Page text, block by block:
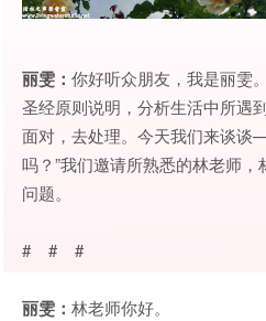
丽雯： 你好听众朋友，我是丽雯
圣经原则说明，分析生活中所遇
面对，去处理。今天我们来谈谈
吗？”我们邀请所熟悉的林老师
问题。
# # #
丽雯： 林老师你好。